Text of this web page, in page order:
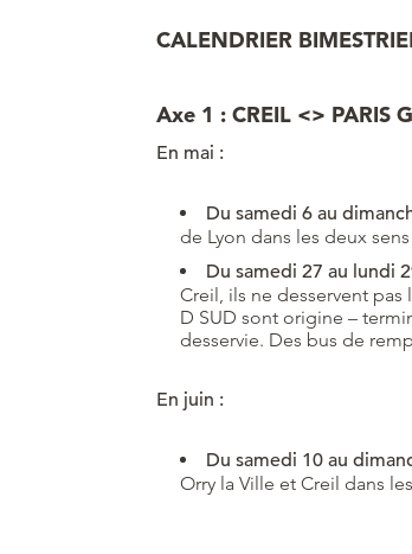
CALENDRIER
Axe 1 : CREIL <> PARIS
En mai :
Du samedi 6 au
de Lyon dans les deux
Du samedi 27 au lundi
Creil, ils ne desservent pas
D SUD sont origine –
desservie. Des bus de
En juin :
Du samedi 10 au
Orry la Ville et Creil dans